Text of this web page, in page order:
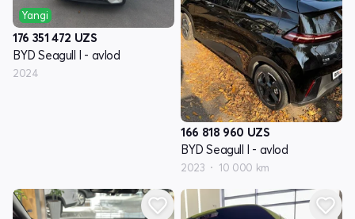
Yangi
176 351 472 UZS
BYD Seagull I - avlod
2024
166 818 960 UZS
BYD Seagull I - avlod
2023 10 000 km